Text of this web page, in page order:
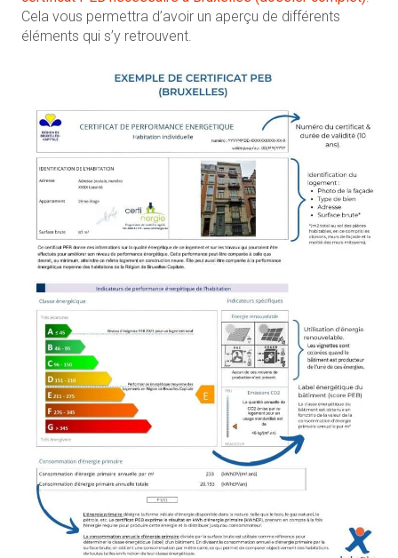
Cela vous permettra d’avoir un aperçu de différents
éléments qui s’y retrouvent.